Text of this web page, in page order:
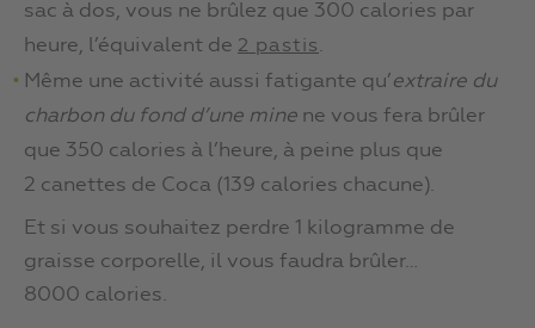
sac à dos, vous ne brûlez que 300 calories par
heure, l’équivalent de 2 pastis.
Même une activité aussi fatigante qu’extraire du
charbon du fond d’une mine ne vous fera brûler
que 350 calories à l’heure, à peine plus que
2 canettes de Coca (139 calories chacune).
Et si vous souhaitez perdre 1 kilogramme de
graisse corporelle, il vous faudra brûler…
8000 calories.